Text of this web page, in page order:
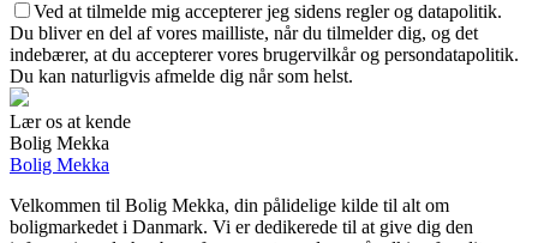
Ved at tilmelde mig accepterer jeg sidens regler og datapolitik.
Du bliver en del af vores mailliste, når du tilmelder dig, og det
indebærer, at du accepterer vores brugervilkår og persondatapolitik.
Du kan naturligvis afmelde dig når som helst.
Lær os at kende
Bolig Mekka
Bolig Mekka
Velkommen til Bolig Mekka, din pålidelige kilde til alt om
boligmarkedet i Danmark. Vi er dedikerede til at give dig den